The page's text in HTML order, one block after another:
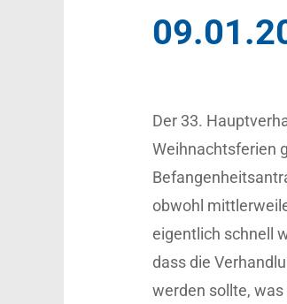
Der 33.
Weihnachtsferien
obwohl
eigentlich schnell
dass die
werden sollte,